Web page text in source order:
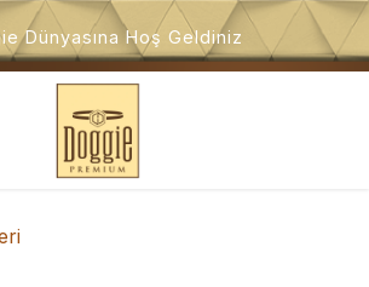
Dünyasına Hoş Geldiniz